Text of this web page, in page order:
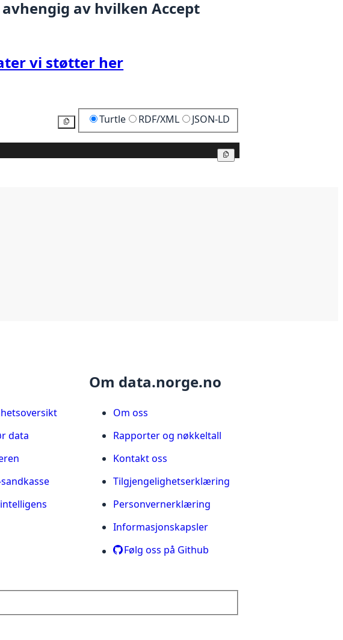
av hvilken Accept
vi støtter her
Kopier Turtle RDF/XML JSON-LD
data
sandkasse
Om data.norge.no
Om oss
Rapporter og nøkkeltall
Kontakt oss
Tilgjengelighetserklæring
Personvernerklæring
Informasjonskapsler
Følg oss på Github